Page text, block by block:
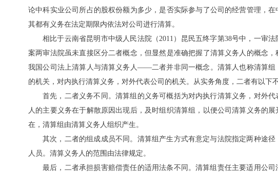
论中科实业公司所占的股权份额为多少，是否实际参与了公司的经营管理，在
其都有义务在法定期限内依法对公司进行清算。
相比于云南省昆明市中级人民法院（2011）昆民五终字第38号中，一审
案两审法院虽未直接区分二者概念，但显然是准确把握了清算义务人的概念，
我国公司法上清算人与清算义务人——二者并非同一概念。清算人也称清算组
的机关，对内执行清算义务，对外代表公司的机关。从实务角度，二者有以下
首先，二者义务不同。清算组的义务可概括为对内执行清算义务，对外
人的主要义务在于解散原因出现后，及时组织清算组，以便公司清算义务的
在，清算组由清算义务人组织产生。
其次，二者的组成成员不同。清算组产生方式有意定与法院指定两种途
人员。清算义务人的范围由法律规定。
最后，二者承担损害赔偿责任的适用法条不同。清算组责任主要适用公司